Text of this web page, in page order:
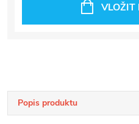
VLOŽIT
Popis produktu